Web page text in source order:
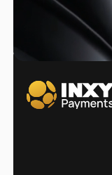
Idź do domu